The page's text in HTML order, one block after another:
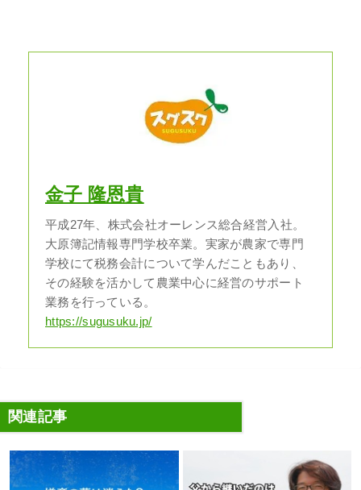
金子 隆恩貴
平成27年、株式会社オーレンス総合経営入社。
大原簿記情報専門学校卒業。実家が農家で専門
学校にて税務会計について学んだこともあり、
その経験を活かして農業中心に経営のサポート
業務を行っている。
https://sugusuku.jp/
関連記事